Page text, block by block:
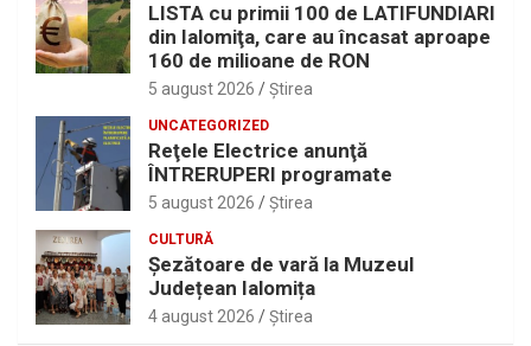
LISTA cu primii 100 de LATIFUNDIARI
din Ialomiţa, care au încasat aproape
160 de milioane de RON
5 august 2026 Ştirea
UNCATEGORIZED
Reţele Electrice anunţă
ÎNTRERUPERI programate
5 august 2026 Ştirea
CULTURĂ
Șezătoare de vară la Muzeul
Județean Ialomița
4 august 2026 Ştirea